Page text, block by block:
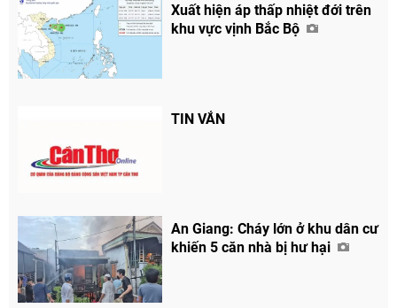
Xuất hiện áp thấp nhiệt đới trên
khu vực vịnh Bắc Bộ
TIN VẮN
An Giang: Cháy lớn ở khu dân cư
khiến 5 căn nhà bị hư hại